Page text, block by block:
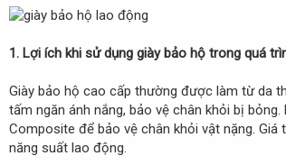
1. Lợi ích khi sử dụng giày bảo hộ trong quá
Giày bảo hộ cao cấp thường được làm từ da
tấm ngăn ánh nắng, bảo vệ chân khỏi bị
Composite để bảo vệ chân khỏi vật nặng.
năng suất lao động.